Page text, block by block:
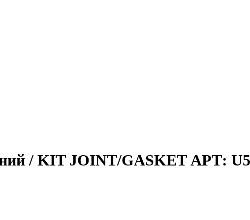
/ KIT JOINT/GASKET АРТ: